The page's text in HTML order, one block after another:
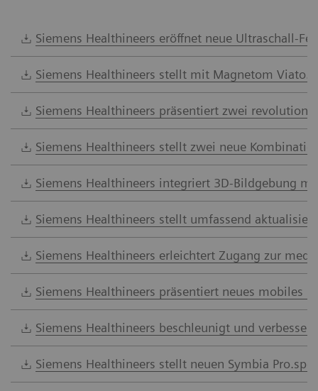
Siemens Healthineers eröffnet neue Ultraschall-
Siemens Healthineers stellt mit Magnetom
Siemens Healthineers präsentiert zwei
Siemens Healthineers stellt zwei neue
Siemens Healthineers integriert 3D-Bildgebung
Siemens Healthineers stellt umfassend
Siemens Healthineers erleichtert Zugang zur
Siemens Healthineers präsentiert neues mobiles
Siemens Healthineers beschleunigt und
Siemens Healthineers stellt neuen Symbia